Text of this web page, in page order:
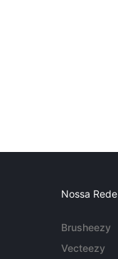
Nossa Rede
Brusheezy
Vecteezy